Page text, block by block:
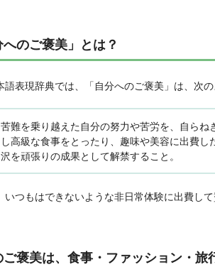
へのご褒美」とは？
語表現辞典では、「自分へのご褒美」は、次の
苦難を乗り越えた自分の努力や苦労を、自ら
し高級な食事をとったり、趣味や美容に出費
沢を頑張りの成果として解禁すること。
いつもはできないような非日常体験に出費し
褒美は、食事・ファッション・旅